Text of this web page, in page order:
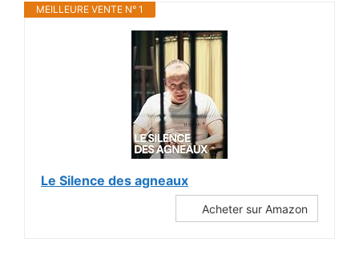
MEILLEURE VENTE N° 1
Le Silence des agneaux
Acheter sur Amazon